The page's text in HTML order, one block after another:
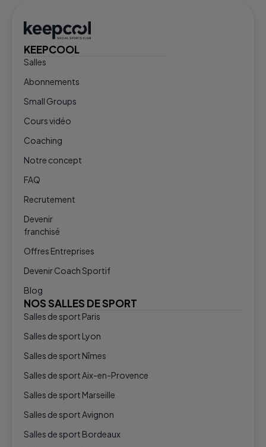
KEEPCOOL
Salles
Abonnements
Small Groups
Cours vidéo
Coaching
Notre concept
FAQ
Recrutement
Devenir
franchisé
Offres Entreprises
Devenir Coach Sportif
Blog
NOS SALLES DE SPORT
Salles de sport Paris
Salles de sport Lyon
Salles de sport Nîmes
Salles de sport Aix-en-Provence
Salles de sport Marseille
Salles de sport Avignon
Salles de sport Bordeaux